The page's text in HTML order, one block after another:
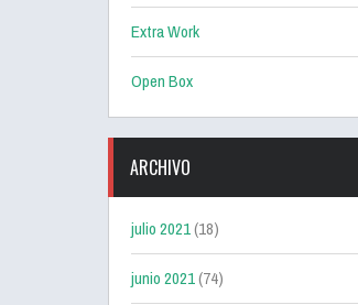
Extra Work
Open Box
ARCHIVO
julio 2021(18)
junio 2021(74)